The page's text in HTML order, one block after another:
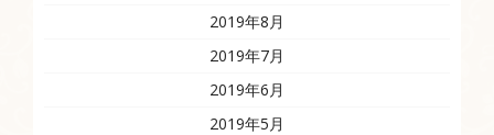
2019年8月
2019年7月
2019年6月
2019年5月